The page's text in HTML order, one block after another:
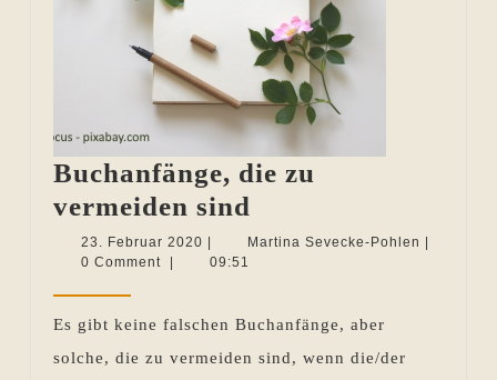
Buchanfänge, die zu
vermeiden sind
die
sind
23. Februar 2020 23.
Februar
Martina Sevecke-Pohlen Martina
0 Comment
09:51
Es gibt keine falschen Buchanfänge, aber
solche, die zu vermeiden sind, wenn die/der